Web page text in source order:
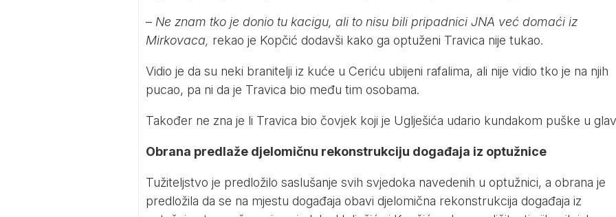
– Ne znam tko je donio tu kacigu, ali to nisu bili pripadnici JNA već domaći iz
Mirkovaca, rekao je Kopčić dodavši kako ga optuženi Travica nije tukao.
Vidio je da su neki branitelji iz kuće u Ceriću ubijeni rafalima, ali nije vidio tko je na njih
pucao, pa ni da je Travica bio među tim osobama.
Također ne zna je li Travica bio čovjek koji je Uglješića udario kundakom puške u
Obrana predlaže djelomičnu rekonstrukciju događaja iz optužnice
Tužiteljstvo je predložilo saslušanje svih svjedoka navedenih u optužnici, a obrana je
predložila da se na mjestu događaja obavi djelomična rekonstrukcija događaja iz